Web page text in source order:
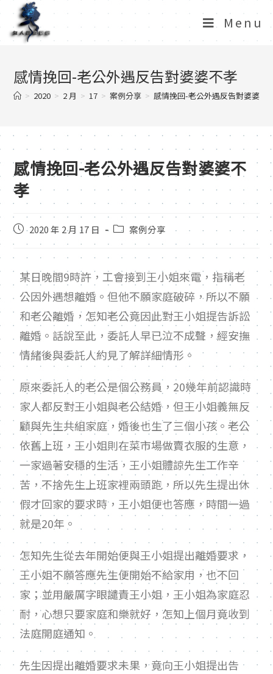
Menu
感情挽回-老公外遇反告對婆婆不孝
> 2020 > 2 月 > 17 > 案例分享 > 感情挽回-老公外遇反告對婆婆不
感情挽回-老公外遇反告對婆婆不
孝
2020 年 2 月 17 日 案例分享
某日晚間9時許，工會接到王小姐來電，指稱老
公因外遇想離婚。但他不願家庭破碎，所以不願
和老公離婚，怎知老公竟因此對王小姐提告訴訟
離婚。話說至此，委託人早已泣不成聲，經安撫
情緒後與委託人約見了解詳細情形。
原來委託人的老公是個公務員， 20幾年前認識時
家人都反對王小姐與老公結婚，但王小姐義無反
顧與先生共組家庭，婚後也生了三個小孩。老公
依舊上班，王小姐則在菜市場做賣衣服的生意，
一家過著安穩的生活，王小姐體諒先生工作辛
苦，不捨先生上班家裡兩頭跑，所以先生提出休
假才回家的要求時，王小姐便也答應，時間一過
就是20年。
怎知先生從去年開始便與王小姐提出離婚要求，
王小姐不願答應先生便開始不給家用，也不回
家；並用嚴厲字眼譴責王小姐，王小姐為家庭忍
耐，心想只要家庭和樂就好，怎知上個月竟收到
法庭開庭通知。
先生因提出離婚要求未果，竟向王小姐提出告